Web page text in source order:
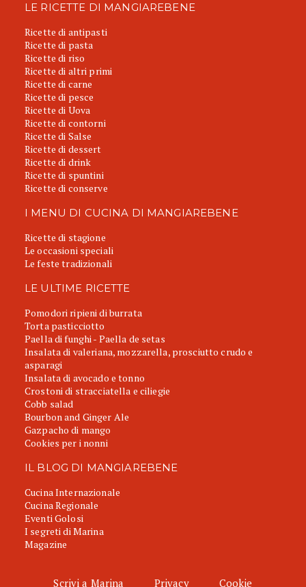
LE RICETTE DI MANGIAREBENE
Ricette di antipasti
Ricette di pasta
Ricette di riso
Ricette di altri primi
Ricette di carne
Ricette di pesce
Ricette di Uova
Ricette di contorni
Ricette di Salse
Ricette di dessert
Ricette di drink
Ricette di spuntini
Ricette di conserve
I MENU DI CUCINA DI MANGIAREBENE
Ricette di stagione
Le occasioni speciali
Le feste tradizionali
LE ULTIME RICETTE
Pomodori ripieni di burrata
Torta pasticciotto
Paella di funghi - Paella de setas
Insalata di valeriana, mozzarella, prosciutto crudo e
asparagi
Insalata di avocado e tonno
Crostoni di stracciatella e ciliegie
Cobb salad
Bourbon and Ginger Ale
Gazpacho di mango
Cookies per i nonni
IL BLOG DI MANGIAREBENE
Cucina Internazionale
Cucina Regionale
Eventi Golosi
I segreti di Marina
Magazine
Scrivi a Marina Privacy Cookie